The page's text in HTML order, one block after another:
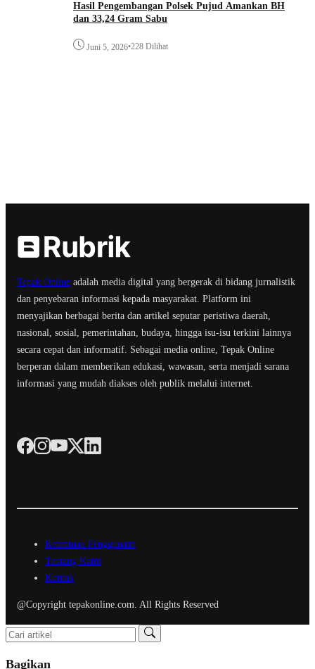
Hasil Pengembangan Polsek Pujud Amankan BH
dan 33,24 Gram Sabu
Juni 5, 2026•228 Dilihat
Tepak Online adalah media digital yang bergerak di bidang jurnalistik
dan penyebaran informasi kepada masyarakat. Platform ini
menyajikan berbagai berita dan artikel seputar peristiwa daerah,
nasional, sosial, pemerintahan, budaya, hingga isu-isu terkini lainnya
secara cepat dan informatif. Sebagai media online, Tepak Online
berperan dalam memberikan edukasi, wawasan, serta menjadi sarana
informasi yang mudah diakses oleh publik melalui internet.
Ketentuan Penggunaan
Tentang Kami
Kontak
@Copyright tepakonline.com. All Rights Reserved
Bagikan